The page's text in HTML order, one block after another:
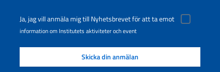
Ja, jag vill anmäla mig till Nyhetsbrevet för att ta emot
information om Institutets aktiviteter och event